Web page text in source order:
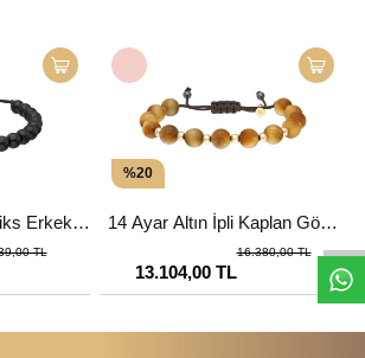
Erkek B
TL
%20
14 Ayar Altın İpli Kaplan Gözü
13.104,00 TL
16.380,00 TL